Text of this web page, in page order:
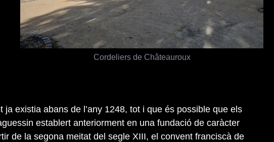
Cordeliers de Châteauroux
ja existia abans de l’any 1248, tot i que és possible que els
establert anteriorment en una fundació de caràcter
de la segona meitat del segle XIII, el convent franciscà de